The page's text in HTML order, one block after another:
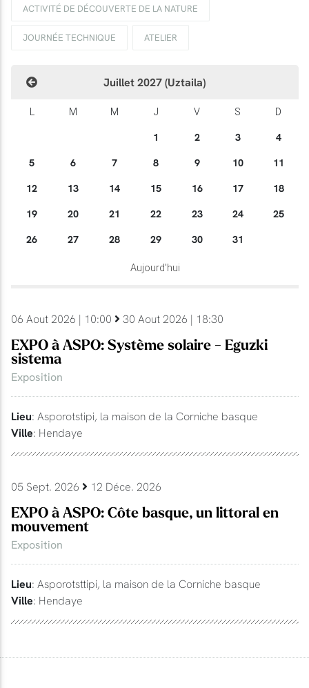
ACTIVITÉ DE DÉCOUVERTE DE LA NATURE
JOURNÉE TECHNIQUE ATELIER
Juillet 2027 (Uztaila)
L M M J V S D
1 2 3 4
5 6 7 8 9 10 11
12 13 14 15 16 17 18
19 20 21 22 23 24 25
26 27 28 29 30 31
Aujourd'hui
06 Aout 2026 | 10:00 30 Aout 2026 | 18:30
EXPO à ASPO: Système solaire - Eguzki
sistema
Exposition
Lieu: Asporotstipi, la maison de la Corniche basque
Ville: Hendaye
05 Sept. 2026 12 Déce. 2026
EXPO à ASPO: Côte basque, un littoral en
mouvement
Exposition
Lieu: Asporotsttipi, la maison de la Corniche basque
Ville: Hendaye